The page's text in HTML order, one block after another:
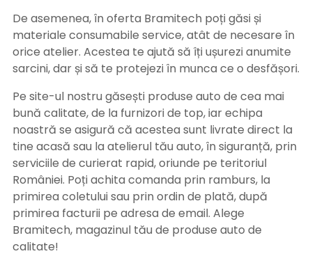
De asemenea, în oferta Bramitech poți găsi și
materiale consumabile service, atât de necesare în
orice atelier. Acestea te ajută să îți ușurezi anumite
sarcini, dar și să te protejezi în munca ce o desfășori.
Pe site-ul nostru găsești produse auto de cea mai
bună calitate, de la furnizori de top, iar echipa
noastră se asigură că acestea sunt livrate direct la
tine acasă sau la atelierul tău auto, în siguranță, prin
serviciile de curierat rapid, oriunde pe teritoriul
României. Poți achita comanda prin ramburs, la
primirea coletului sau prin ordin de plată, după
primirea facturii pe adresa de email. Alege
Bramitech, magazinul tău de produse auto de
calitate!